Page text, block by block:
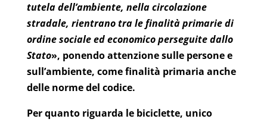
tutela dell’ambiente, nella circolazione
stradale, rientrano tra le finalità primarie di
ordine sociale ed economico perseguite dallo
Stato», ponendo attenzione sulle persone e
sull’ambiente, come finalità primaria anche
delle norme del codice.
Per quanto riguarda le biciclette, unico